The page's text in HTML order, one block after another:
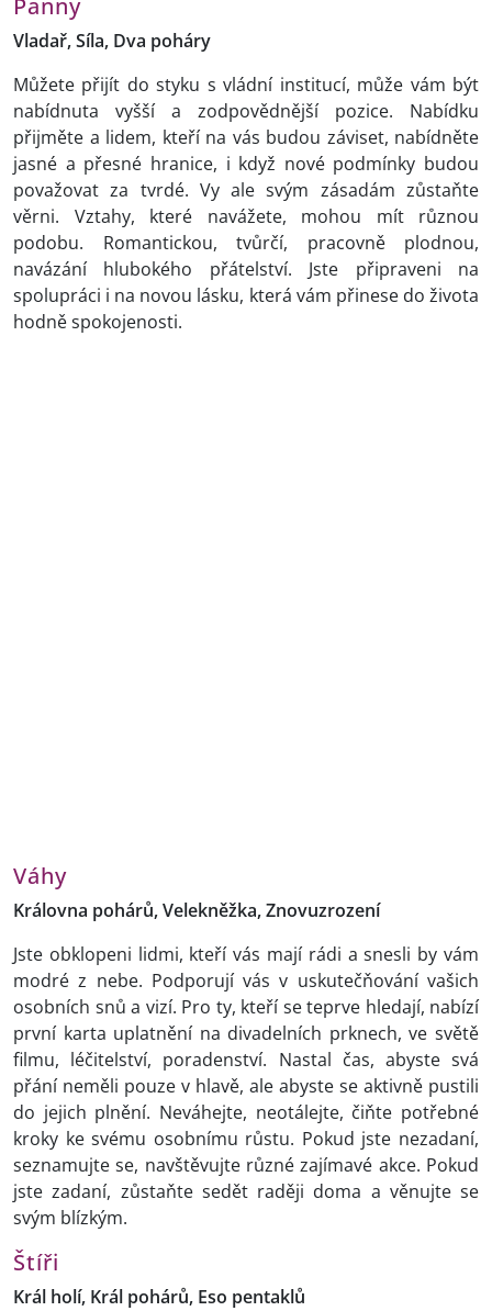
Vladař, Síla, Dva poháry
Můžete přijít do styku s vládní institucí, může vám být
nabídnuta vyšší a zodpovědnější pozice. Nabídku
přijměte a lidem, kteří na vás budou záviset, nabídněte
jasné a přesné hranice, i když nové podmínky budou
považovat za tvrdé. Vy ale svým zásadám zůstaňte
věrni. Vztahy, které navážete, mohou mít různou
podobu. Romantickou, tvůrčí, pracovně plodnou,
navázání hlubokého přátelství. Jste připraveni na
spolupráci i na novou lásku, která vám přinese do života
hodně spokojenosti.
Váhy
Královna pohárů, Velekněžka, Znovuzrození
Jste obklopeni lidmi, kteří vás mají rádi a snesli by vám
modré z nebe. Podporují vás v uskutečňování vašich
osobních snů a vizí. Pro ty, kteří se teprve hledají, nabízí
první karta uplatnění na divadelních prknech, ve světě
filmu, léčitelství, poradenství. Nastal čas, abyste svá
přání neměli pouze v hlavě, ale abyste se aktivně pustili
do jejich plnění. Neváhejte, neotálejte, čiňte potřebné
kroky ke svému osobnímu růstu. Pokud jste nezadaní,
seznamujte se, navštěvujte různé zajímavé akce. Pokud
jste zadaní, zůstaňte sedět raději doma a věnujte se
svým blízkým.
Štíři
Král holí, Král pohárů, Eso pentaklů